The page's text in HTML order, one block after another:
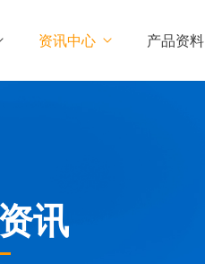
资讯中心 产品资料
讯